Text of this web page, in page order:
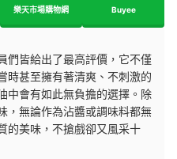
樂天市場購物網 Buyee
們皆給出了最高評價，它不僅
時甚至擁有著清爽、不刺激的
中會有如此無負擔的選擇。除
，無論作為沾醬或調味料都無
的美味，不搶戲卻又風采十